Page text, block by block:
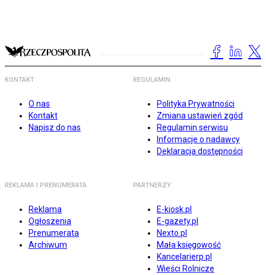
KONTAKT
O nas
Kontakt
Napisz do nas
REGULAMIN
Polityka Prywatności
Zmiana ustawień zgód
Regulamin serwisu
Informacje o nadawcy
Deklaracja dostępności
REKLAMA I PRENUMERATA
Reklama
Ogłoszenia
Prenumerata
Archiwum
PARTNERZY
E-kiosk.pl
E-gazety.pl
Nexto.pl
Mała księgowość
Kancelarierp.pl
Wieści Rolnicze